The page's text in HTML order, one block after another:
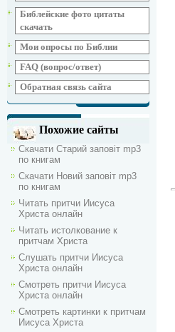
Библейские фото цитаты
скачать
Мои опросы по Библии
FAQ (вопрос/ответ)
Обратная связь сайта
Похожие сайты
Скачати Старий заповіт mp3
по книгам
Скачати Новий заповіт mp3
по книгам
Читать притчи Иисуса
Христа онлайн
Читать истолкование к
притчам Христа
Слушать притчи Иисуса
Христа онлайн
Смотреть притчи Иисуса
Христа онлайн
Смотреть картинки к притчам
Иисуса Христа